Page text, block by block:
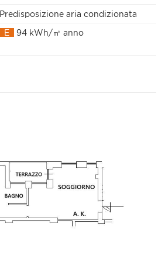
Predisposizione aria condizionata
E 94 kWh/㎡ anno